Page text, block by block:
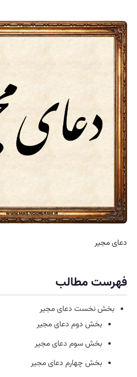
دعای مجیر
فهرست مطالب
بخش نخست دعای مجیر
بخش دوم دعای مجیر
بخش سوم دعای مجیر
بخش چهارم دعای مجیر